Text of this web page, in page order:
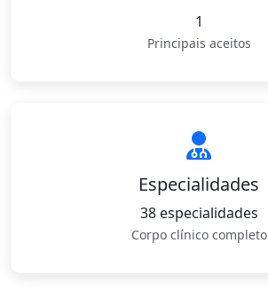
1
Principais aceitos
Especialidades
38 especialidades
Corpo clínico completo